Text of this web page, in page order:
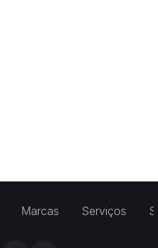
Marcas Serviços